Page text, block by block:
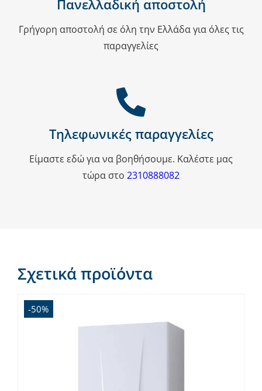
Πανελλαδική αποστολή
Γρήγορη αποστολή σε όλη την Ελλάδα για όλες τις
παραγγελίες
Τηλεφωνικές παραγγελίες
Είμαστε εδώ για να βοηθήσουμε. Καλέστε μας
τώρα στο 2310888082
Σχετικά προϊόντα
-50%